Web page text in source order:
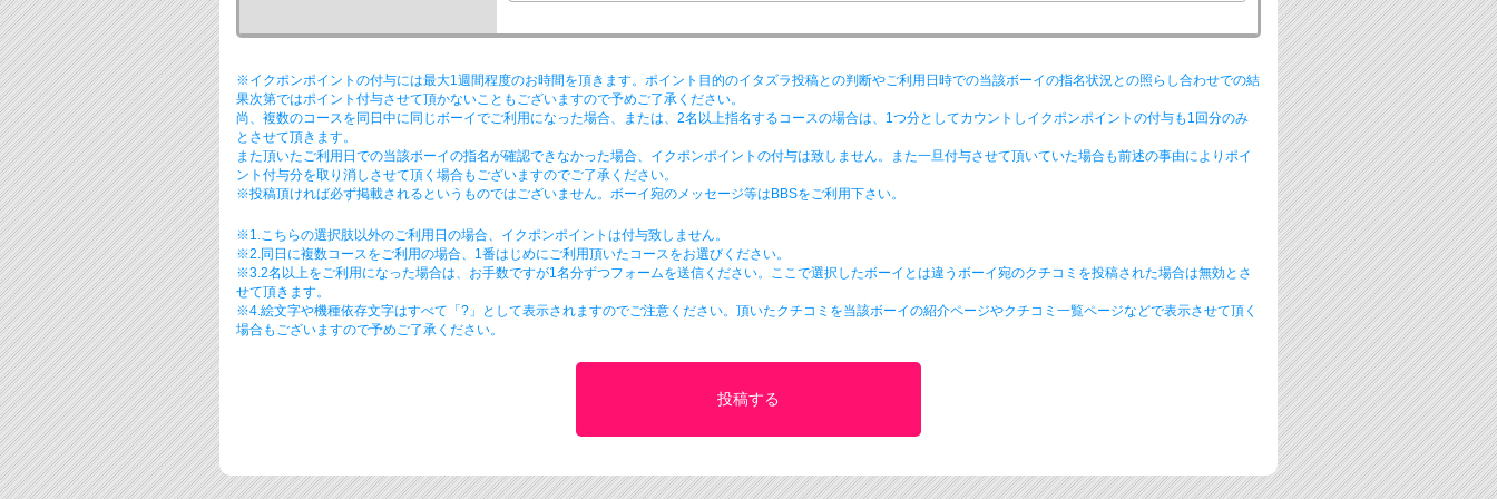
※イクポンポイントの付与には最大1週間程度のお時間を頂きます。ポイント目的のイタズラ投稿との判断やご利用日時での当該ボーイの指名状況との照らし合わせでの結
果次第ではポイント付与させて頂かないこともございますので予めご了承ください。
尚、複数のコースを同日中に同じボーイでご利用になった場合、または、2名以上指名するコースの場合は、1つ分としてカウントしイクポンポイントの付与も1回分のみ
とさせて頂きます。
また頂いたご利用日での当該ボーイの指名が確認できなかった場合、イクポンポイントの付与は致しません。また一旦付与させて頂いていた場合も前述の事由によりポイ
ント付与分を取り消しさせて頂く場合もございますのでご了承ください。
※投稿頂ければ必ず掲載されるというものではございません。ボーイ宛のメッセージ等はBBSをご利用下さい。
※1.こちらの選択肢以外のご利用日の場合、イクポンポイントは付与致しません。
※2.同日に複数コースをご利用の場合、1番はじめにご利用頂いたコースをお選びください。
※3.2名以上をご利用になった場合は、お手数ですが1名分ずつフォームを送信ください。ここで選択したボーイとは違うボーイ宛のクチコミを投稿された場合は無効とさ
せて頂きます。
※4.絵文字や機種依存文字はすべて「?」として表示されますのでご注意ください。頂いたクチコミを当該ボーイの紹介ページやクチコミ一覧ページなどで表示させて頂く
場合もございますので予めご了承ください。
投稿する